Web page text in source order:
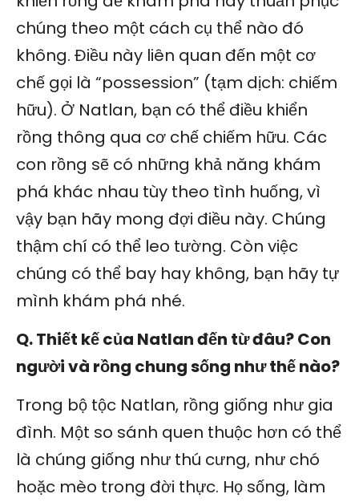
chúng theo một cách cụ thể nào đó
không. Điều này liên quan đến một cơ
chế gọi là “possession” (tạm dịch: chiếm
hữu). Ở Natlan, bạn có thể điều khiển
rồng thông qua cơ chế chiếm hữu. Các
con rồng sẽ có những khả năng khám
phá khác nhau tùy theo tình huống, vì
vậy bạn hãy mong đợi điều này. Chúng
thậm chí có thể leo tường. Còn việc
chúng có thể bay hay không, bạn hãy tự
mình khám phá nhé.
Q. Thiết kế của Natlan đến từ đâu? Con
người và rồng chung sống như thế nào?
Trong bộ tộc Natlan, rồng giống như gia
đình. Một so sánh quen thuộc hơn có thể
là chúng giống như thú cưng, như chó
hoặc mèo trong đời thực. Họ sống, làm